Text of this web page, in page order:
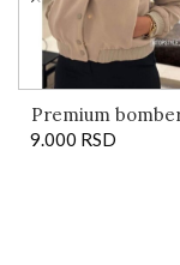
Premium
Minimal
9.000 RSD